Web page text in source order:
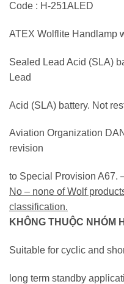
Code : H-251ALED
ATEX Wolflite Handlamp
Sealed Lead Acid (SLA)
Lead
Acid (SLA) battery. Not
Aviation Organization
revision
to Special Provision A67.
No – none of Wolf
classification.
KHÔNG THUỘC NHÓM
Suitable for cyclic and
long term standby